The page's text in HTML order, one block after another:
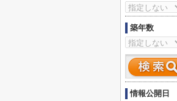
築年数
情報公開日